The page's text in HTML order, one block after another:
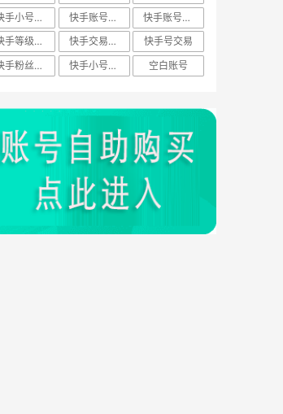
快手小号平台
快手账号私人
快手账号价格
快手等级神器
快手交易安全
快手号交易
快手粉丝账号
快手小号技巧 空白账号